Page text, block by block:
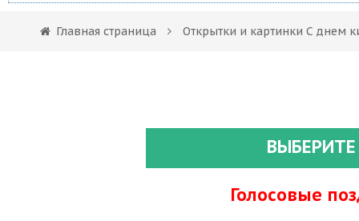
Главная страница Открытки и картинки С днем
Голосовые